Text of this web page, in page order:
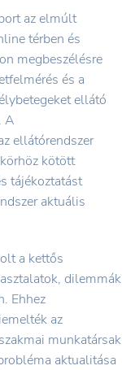
az elmúlt
térben és
megbeszélésre
és a
ellátó
A
ellátórendszer
kötött
tájékoztatást
aktuális
a kettős
dilemmák
Ehhez
az
munkatársak
aktualitása